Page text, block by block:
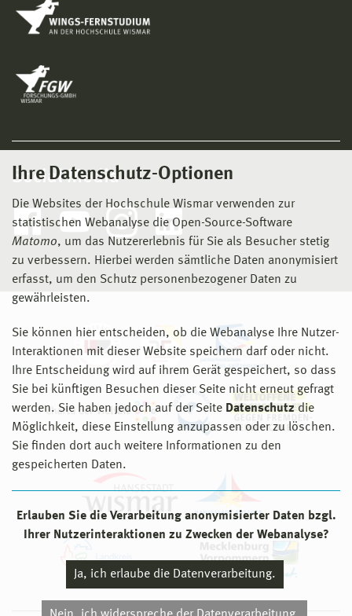
Ihre Datenschutz-Optionen
Die Websites der Hochschule Wismar verwenden zur
statistischen Webanalyse die Open-Source-Software
Matomo, um das Nutzererlebnis für Sie als Besucher stetig
zu verbessern. Hierbei werden sämtliche Daten anonymisiert
erfasst, um den Schutz personenbezogener Daten zu
gewährleisten.
Sie können hier entscheiden, ob die Webanalyse Ihre Nutzer-
Interaktionen mit dieser Website speichern darf oder nicht.
Ihre Entscheidung wird auf ihrem Gerät gespeichert, so dass
Sie bei künftigen Besuchen dieser Seite nicht erneut gefragt
werden. Sie haben jedoch auf der Seite Datenschutz die
Möglichkeit, diese Einstellung anzupassen oder zu löschen.
Sie finden dort auch weitere Informationen zu den
gespeicherten Daten.
Erlauben Sie die Verarbeitung anonymisierter Daten bzgl.
Ihrer Nutzerinteraktionen zu Zwecken der Webanalyse?
Ja, ich erlaube die Datenverarbeitung.
Social Media